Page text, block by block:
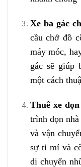
Xe ba gác
cầu chở đồ
máy móc,
gác sẽ giúp
một cách
Thuê xe
trình dọn
và vận
sự tỉ mỉ và
di chuyển